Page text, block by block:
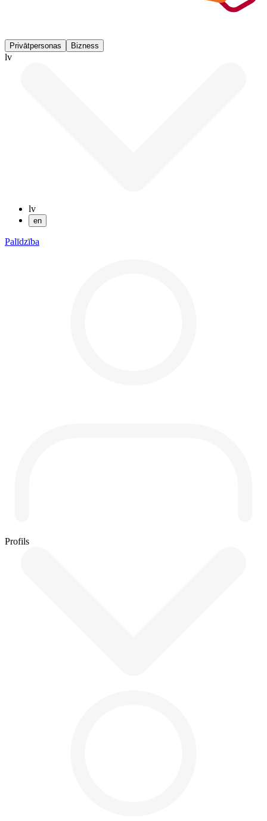
Privātpersonas Bizness
lv
lv
en
Palīdzība
Profils